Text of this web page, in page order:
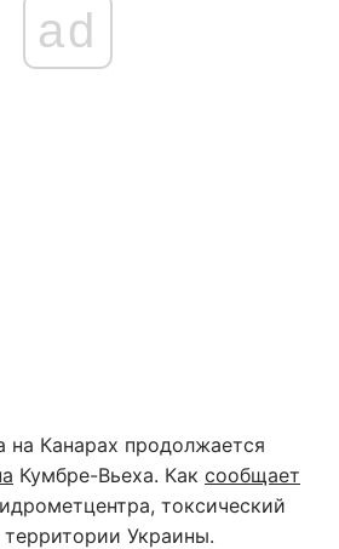
ad
на Канарах продолжается
Кумбре-Вьеха. Как сообщает
токсический
Украины.